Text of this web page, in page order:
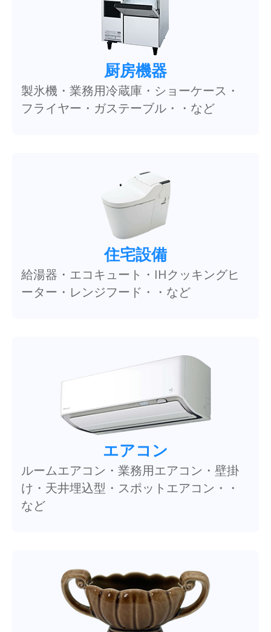
厨房機器
製氷機・業務用冷蔵庫・ショーケース・
フライヤー・ガステーブル・・など
住宅設備
給湯器・エコキュート・IHクッキングヒ
ーター・レンジフード・・など
エアコン
ルームエアコン・業務用エアコン・壁掛
け・天井埋込型・スポットエアコン・・
など